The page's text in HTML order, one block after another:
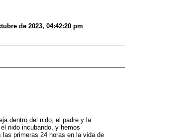
de 2023, 04:42:20 pm
dentro del nido, el padre y la
nido incubando, y hemos
primeras 24 horas en la vida de